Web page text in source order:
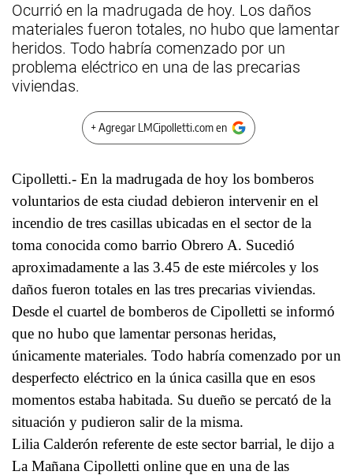
Ocurrió en la madrugada de hoy. Los daños
materiales fueron totales, no hubo que lamentar
heridos. Todo habría comenzado por un
problema eléctrico en una de las precarias
viviendas.
+ Agregar LMCipolletti.com en
Cipolletti.- En la madrugada de hoy los bomberos
voluntarios de esta ciudad debieron intervenir en el
incendio de tres casillas ubicadas en el sector de la
toma conocida como barrio Obrero A. Sucedió
aproximadamente a las 3.45 de este miércoles y los
daños fueron totales en las tres precarias viviendas.
Desde el cuartel de bomberos de Cipolletti se informó
que no hubo que lamentar personas heridas,
únicamente materiales. Todo habría comenzado por un
desperfecto eléctrico en la única casilla que en esos
momentos estaba habitada. Su dueño se percató de la
situación y pudieron salir de la misma.
Lilia Calderón referente de este sector barrial, le dijo a
La Mañana Cipolletti online que en una de las